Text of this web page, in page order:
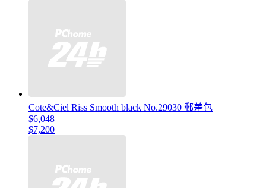
Cote&Ciel Riss Smooth black No.29030 郵差包
$6,048
$7,200